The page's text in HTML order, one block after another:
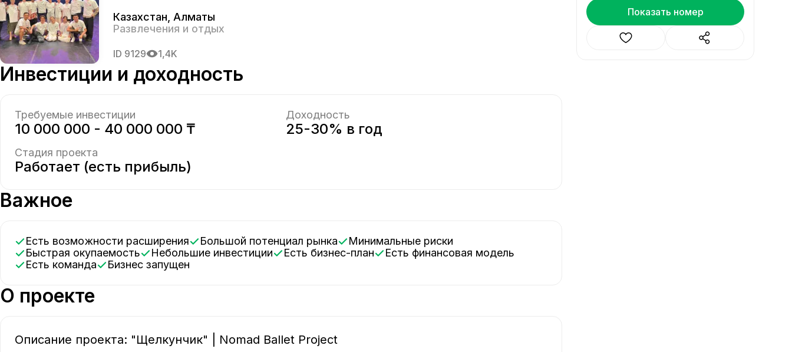
ID 9129 1,4K
Казахстан Алматы
Развлечения и отдых
Инвестиции и доходность
Требуемые инвестиции
10 000 000 - 40 000 000 ₸
Доходность
25-30% в год
Стадия проекта
Работает (есть прибыль)
Важное
Есть возможности расширения Большой потенциал рынка
Минимальные риски
Быстрая окупаемость
Небольшие инвестиции Есть бизнес-план
Есть финансовая модель
Есть команда
Бизнес запущен
О проекте
Описание проекта: "Щелкунчик" | Nomad Ballet Project
Показать номер